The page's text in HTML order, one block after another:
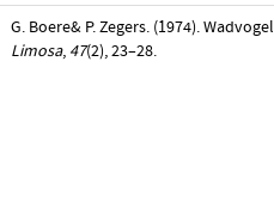
G. Boere& P. Zegers. (1974).
Limosa, 47(2), 23–28.